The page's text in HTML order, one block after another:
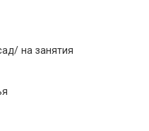
на занятия